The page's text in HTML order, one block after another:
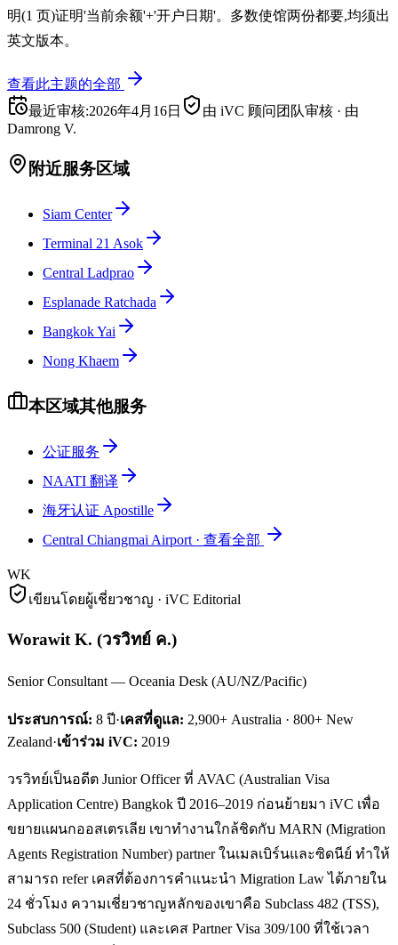
明(1 页)证明'当前余额'+'开户日期'。多数使馆两份都要,均须出
英文版本。
查看此主题的全部
最近审核:2026年4月16日 由 iVC 顾问团队审核 · 由
Damrong V.
附近服务区域
Siam Center
Terminal 21 Asok
Central Ladprao
Esplanade Ratchada
Bangkok Yai
Nong Khaem
本区域其他服务
公证服务
NAATI 翻译
海牙认证 Apostille
Central Chiangmai Airport · 查看全部
WK
เขียนโดยผู้เชี่ยวชาญ · iVC Editorial
Worawit K. (วรวิทย์ ค.)
Senior Consultant — Oceania Desk (AU/NZ/Pacific)
ประสบการณ์: 8 ปี·เคสที่ดูแล: 2,900+ Australia · 800+ New
Zealand·เข้าร่วม iVC: 2019
วรวิทย์เป็นอดีต Junior Officer ที่ AVAC (Australian Visa
Application Centre) Bangkok ปี 2016–2019 ก่อนย้ายมา iVC เพื่อ
ขยายแผนกออสเตรเลีย เขาทำงานใกล้ชิดกับ MARN (Migration
Agents Registration Number) partner ในเมลเบิร์นและซิดนีย์ ทำให้
สามารถ refer เคสที่ต้องการคำแนะนำ Migration Law ได้ภายใน
24 ชั่วโมง ความเชี่ยวชาญหลักของเขาคือ Subclass 482 (TSS),
Subclass 500 (Student) และเคส Partner Visa 309/100 ที่ใช้เวลา